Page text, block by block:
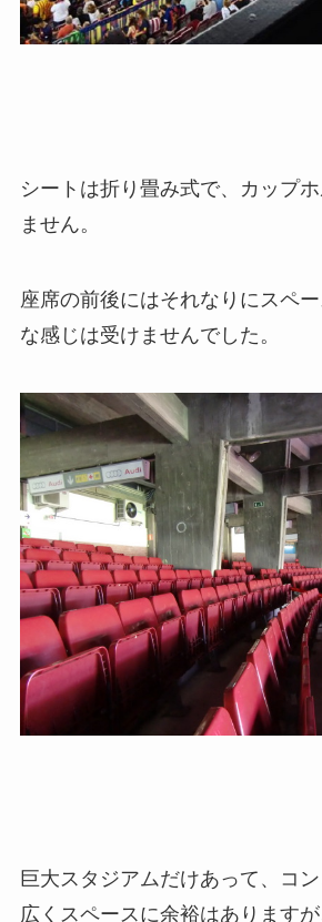
シートは折り畳み式で、カップ
ません。
座席の前後にはそれなりにスペ
な感じは受けませんでした。
巨大スタジアムだけあって、コ
広くスペースに余裕はあります